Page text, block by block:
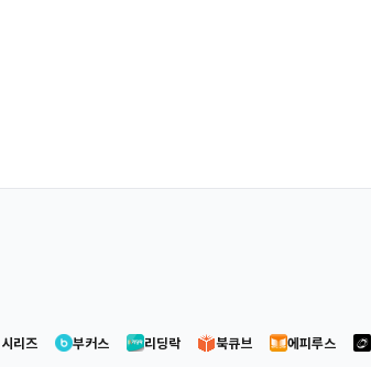
리즈 부커스 리딩락 북큐브 에피루스